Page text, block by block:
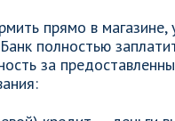
прямо в
полностью
за